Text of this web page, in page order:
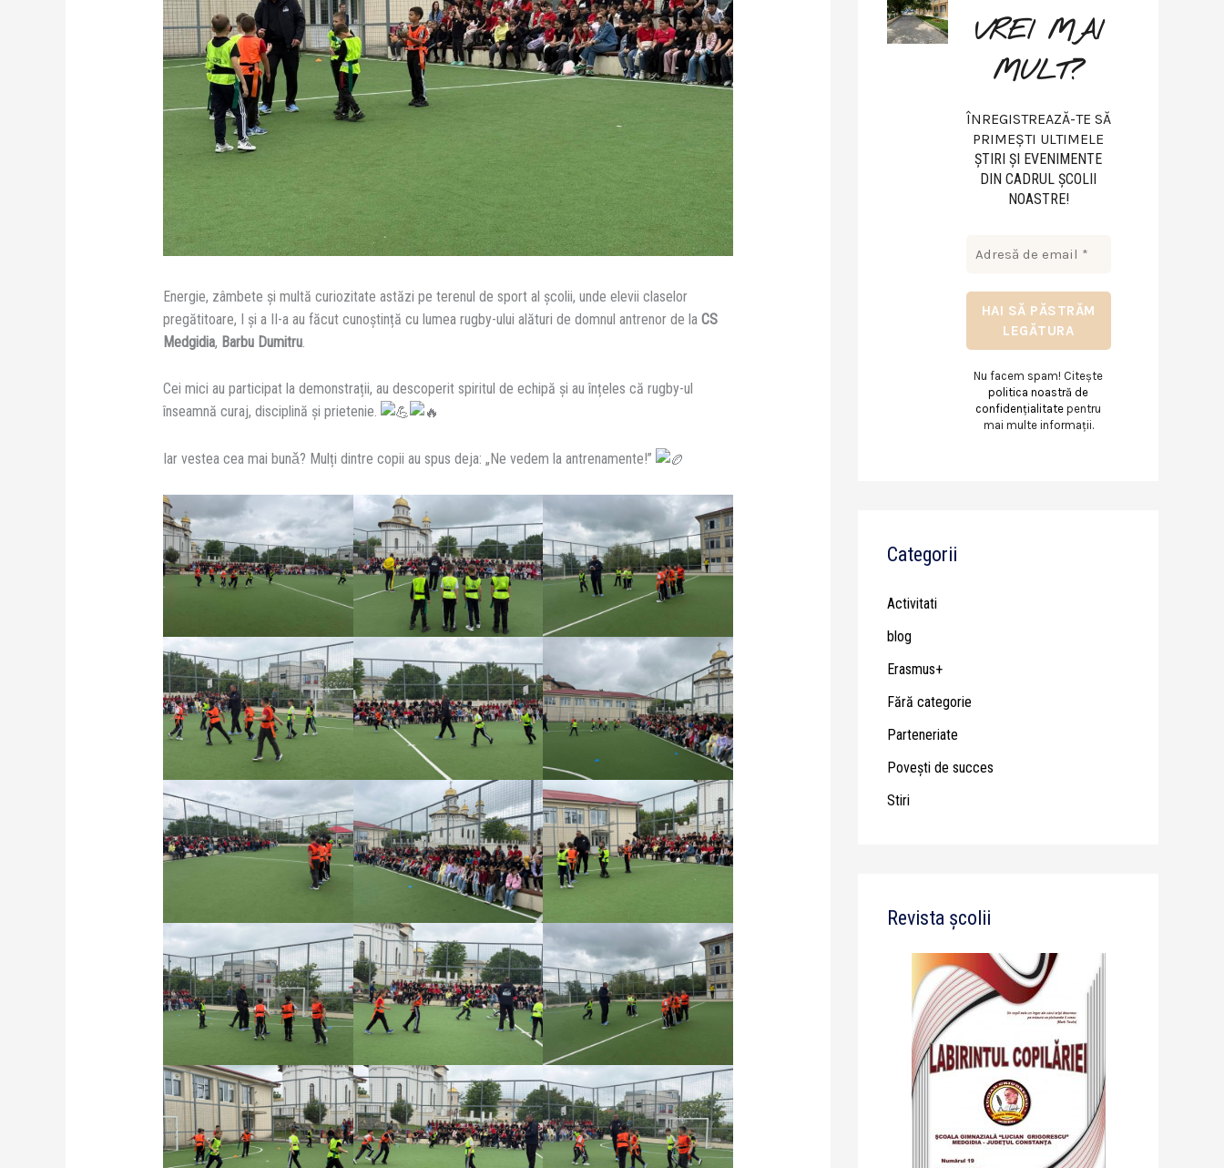
Energie, zâmbete și multă curiozitate astăzi pe terenul de sport al școlii, unde elevii claselor
pregătitoare, I și a II-a au făcut cunoștință cu lumea rugby-ului alături de domnul antrenor de la CS
Medgidia, Barbu Dumitru.
Cei mici au participat la demonstrații, au descoperit spiritul de echipă și au înțeles că rugby-ul
înseamnă curaj, disciplină și prietenie.
Iar vestea cea mai bunǎ? Mulți dintre copii au spus deja: „Ne vedem la antrenamente!”
VREI MAI
MULT?
ÎNREGISTREAZĂ-TE SĂ
PRIMEȘTI ULTIMELE
ŞTIRI ŞI EVENIMENTE
DIN CADRUL ŞCOLII
NOASTRE!
Nu facem spam! Citește
politica noastră de
confidențialitate pentru
mai multe informații.
Categorii
Activitati
blog
Erasmus+
Fără categorie
Parteneriate
Poveşti de succes
Stiri
Revista școlii